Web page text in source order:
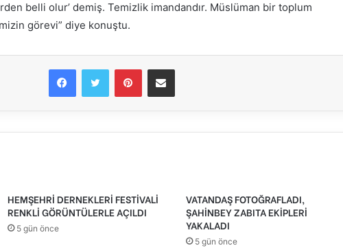
belli olur’ demiş. Temizlik imandandır. Müslüman bir toplum
görevi” diye konuştu.
FacebookTwitter PinterestE-Posta ile paylaş
HEMŞEHRİ DERNEKLERİ FESTİVALİ
RENKLİ GÖRÜNTÜLERLE AÇILDI
5 gün önce
VATANDAŞ FOTOĞRAFLADI,
ŞAHİNBEY ZABITA EKİPLERİ
YAKALADI
5 gün önce